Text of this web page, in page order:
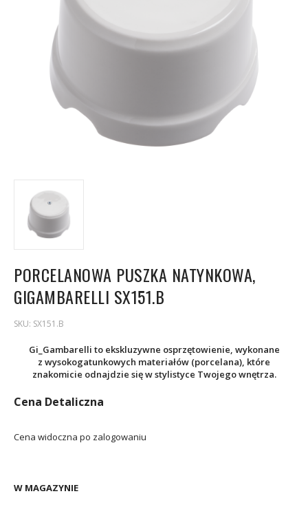
PORCELANOWA PUSZKA NATYNKOWA,
GIGAMBARELLI SX151.B
SKU: SX151.B
Gi_Gambarelli to ekskluzywne osprzętowienie, wykonane
z wysokogatunkowych materiałów (porcelana), które
znakomicie odnajdzie się w stylistyce Twojego wnętrza.
Cena Detaliczna
Cena widoczna po zalogowaniu
W MAGAZYNIE